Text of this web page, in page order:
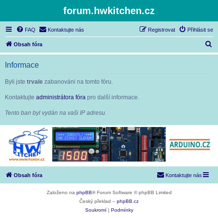
forum.hwkitchen.cz
FAQ Kontaktujte nás Přihlásit se
Registrovat
Obsah fóra
l
Informace
Byli jste trvale zabanováni na tomto fóru.
Kontaktujte administrátora fóra pro další informace.
Tento ban byl vydán na vaši IP adresu.
Obsah fóra Kontaktujte nás
Založeno na phpBB® Forum Software © phpBB Limited
Český překlad – phpBB.cz
Soukromí
Podmínky